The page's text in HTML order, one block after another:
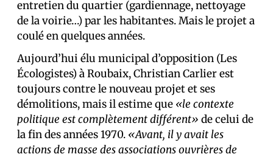
entretien du quartier (gardiennage, nettoyage
de la voirie…) par les habitant·es. Mais le projet a
coulé en quelques années.
Aujourd’hui élu municipal d’opposition (Les
Écologistes) à Roubaix, Christian Carlier est
toujours contre le nouveau projet et ses
démolitions, mais il estime que «le contexte
politique est complètement différent» de celui de
la fin des années 1970. «Avant, il y avait les
actions de masse des associations ouvrières de